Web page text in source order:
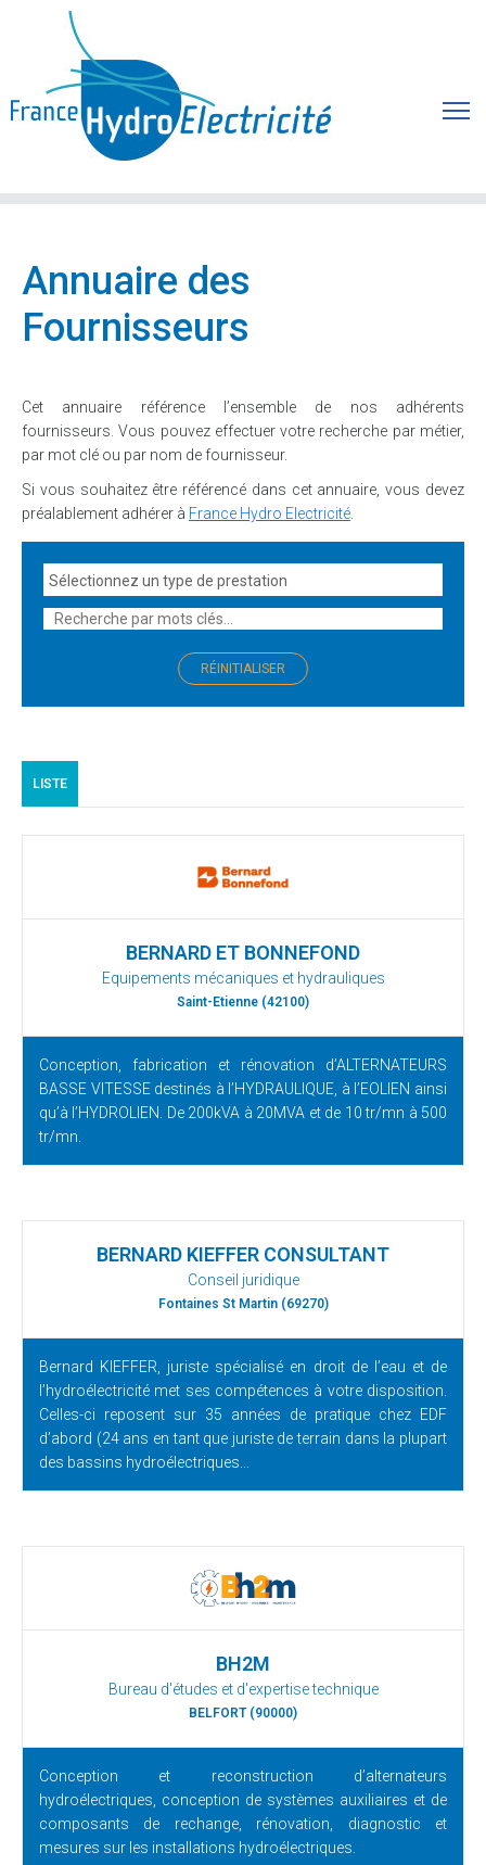
Annuaire des
Fournisseurs
Cet annuaire référence l’ensemble de nos adhérents
fournisseurs. Vous pouvez effectuer votre recherche par métier,
par mot clé ou par nom de fournisseur.
Si vous souhaitez être référencé dans cet annuaire, vous devez
préalablement adhérer à France Hydro Electricité
LISTE
BERNARD ET BONNEFOND
Equipements mécaniques et hydrauliques
Saint-Etienne (42100)
Conception, fabrication et rénovation d’ALTERNATEURS
BASSE VITESSE destinés à l’HYDRAULIQUE, à l’EOLIEN ainsi
qu’à l’HYDROLIEN. De 200kVA à 20MVA et de 10 tr/mn à 500
tr/mn.
BERNARD KIEFFER CONSULTANT
Conseil juridique
Fontaines St Martin (69270)
Bernard KIEFFER, juriste spécialisé en droit de l’eau et de
l’hydroélectricité met ses compétences à votre disposition.
Celles-ci reposent sur 35 années de pratique chez EDF
d’abord (24 ans en tant que juriste de terrain dans la plupart
des bassins hydroélectriques...
BH2M
Bureau d'études et d'expertise technique
BELFORT (90000)
Conception et reconstruction d’alternateurs
hydroélectriques, conception de systèmes auxiliaires et de
composants de rechange, rénovation, diagnostic et
mesures sur les installations hydroélectriques.